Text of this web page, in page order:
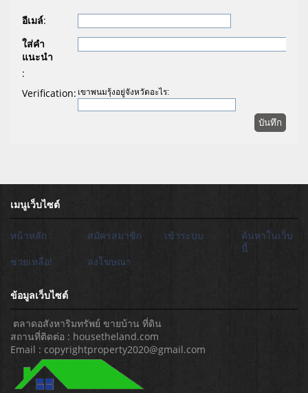
อีเมล์:
ใส่คำ
แนะนำ
:
Verification: เขาพนมรุ้งอยู่จังหวัดอะไร:
เมนูเว็บไซต์
หน้าหลัก สมัครสมาชิก เข้าระบบ
ค้นหาในเว็บ
นี้
ช่วยเหลือ!
ลงโฆษณา
ข้อมูลเว็บไซต์
ตลาดอสังหาริมทรัพย์ ขายบ้าน ที่ดิน
สถานที่ติดต่อ : housetheland.com
Email : copyrightproperty2020@gmail.com